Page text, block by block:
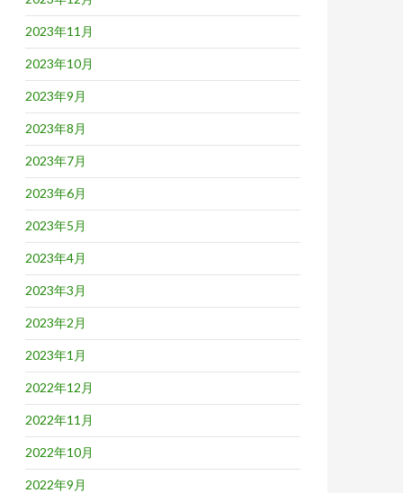
2023年11月
2023年10月
2023年9月
2023年8月
2023年7月
2023年6月
2023年5月
2023年4月
2023年3月
2023年2月
2023年1月
2022年12月
2022年11月
2022年10月
2022年9月